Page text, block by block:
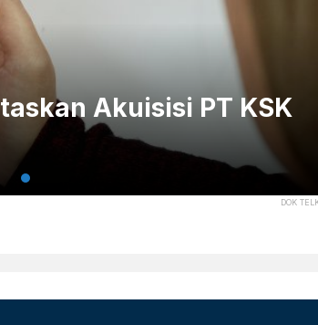
DOK
Akuisisi PT KSK